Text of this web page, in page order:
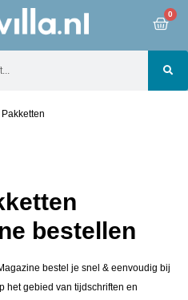
0
bestellen
bestel je snel & eenvoudig bij
het gebied van tijdschriften en